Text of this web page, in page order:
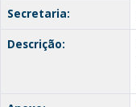
Secretaria:
Descrição: